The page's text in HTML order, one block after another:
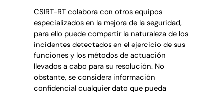
CSIRT-RT colabora con otros equipos
especializados en la mejora de la seguridad,
para ello puede compartir la naturaleza de los
incidentes detectados en el ejercicio de sus
funciones y los métodos de actuación
llevados a cabo para su resolución. No
obstante, se considera información
confidencial cualquier dato que pueda